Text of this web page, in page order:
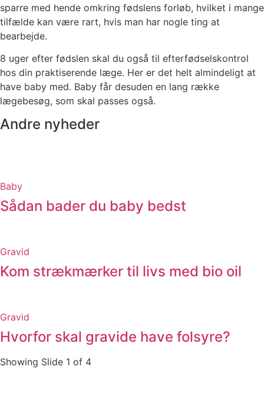
sparre med hende omkring fødslens forløb, hvilket i mange
tilfælde kan være rart, hvis man har nogle ting at
bearbejde.
8 uger efter fødslen skal du også til efterfødselskontrol
hos din praktiserende læge. Her er det helt almindeligt at
have baby med. Baby får desuden en lang række
lægebesøg, som skal passes også.
Andre nyheder
Baby
Sådan bader du baby bedst
Gravid
Kom strækmærker til livs med bio oil
Gravid
Hvorfor skal gravide have folsyre?
Showing Slide 1 of 4